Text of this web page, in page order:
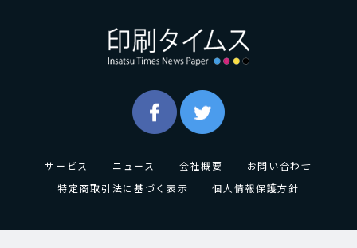
サービス ニュース 会社概要
お問い合わせ
特定商取引法に基づく表示
個人情報保護方針